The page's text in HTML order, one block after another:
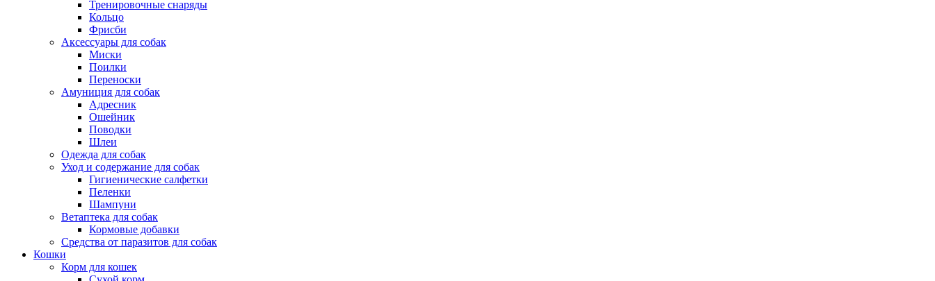
Тренировочные снаряды
Кольцо
Фрисби
Аксессуары для собак
Миски
Поилки
Переноски
Амуниция для собак
Адресник
Ошейник
Поводки
Шлеи
Одежда для собак
Уход и содержание для собак
Гигиенические салфетки
Пеленки
Шампуни
Ветаптека для собак
Кормовые добавки
Средства от паразитов для собак
Кошки
Корм для кошек